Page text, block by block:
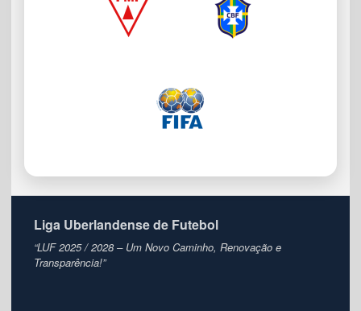
Liga Uberlandense de Futebol
“LUF 2025 / 2028 – Um Novo Caminho, Renovação e
Transparência!”